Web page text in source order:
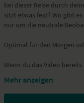
bei dieser Reise durch
sitzt etwas fest? Wo gibt
nur um die neutrale
Optimal für den Morgen
Wenn du das Video
Ort und Ausstattung
Mehr anzeigen